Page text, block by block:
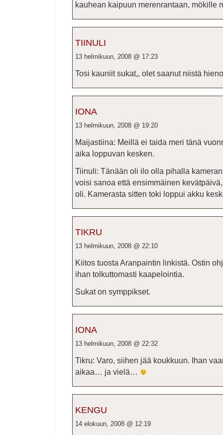
kauhean kaipuun merenrantaan, mökille
TIINULI
13 helmikuun, 2008 @ 17:23
Tosi kauniit sukat,, olet saanut niistä
IONA
13 helmikuun, 2008 @ 19:20
Maijastiina: Meillä ei taida meri tänä
aika loppuvan kesken.
Tiinuli: Tänään oli ilo olla pihalla
voisi sanoa että ensimmäinen
oli. Kamerasta sitten toki loppui akku
TIKRU
13 helmikuun, 2008 @ 22:10
Kiitos tuosta Aranpaintin linkistä. Ostin
ihan tolkuttomasti kaapelointia.
Sukat on symppikset.
IONA
13 helmikuun, 2008 @ 22:32
Tikru: Varo, siihen jää koukkuun. Ihan
aikaa… ja vielä…
KENGU
14 elokuun, 2008 @ 12:19